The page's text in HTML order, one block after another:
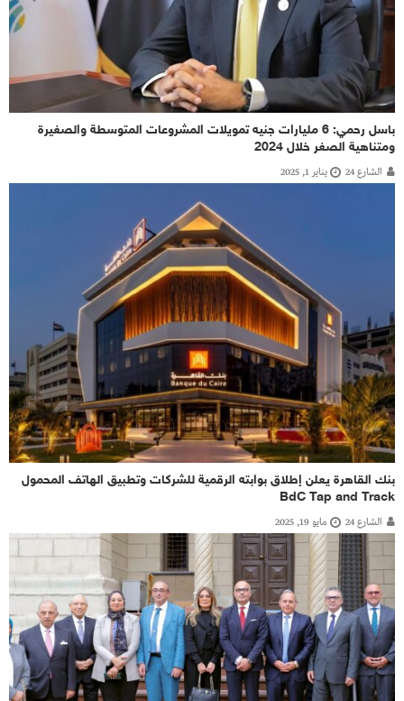
باسل رحمي: 6 مليارات جنيه تمويلات المشروعات المتوسطة والصغيرة
ومتناهية الصغر خلال 2024
الشارع 24 يناير 1, 2025
بنك القاهرة يعلن إطلاق بوابته الرقمية للشركات وتطبيق الهاتف المحمول
BdC Tap and Track
الشارع 24 مايو 19, 2025